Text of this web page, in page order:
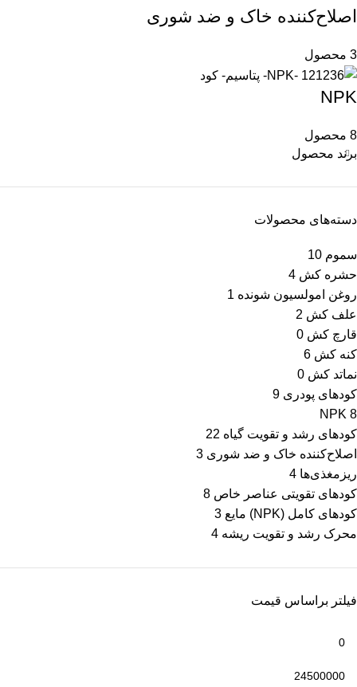
اصلاح‌کننده خاک و ضد شوری
3 محصول
NPK
8 محصول
برند محصول
دسته‌های محصولات
سموم 10
حشره کش 4
روغن امولسیون شونده 1
علف کش 2
قارچ کش 0
کنه کش 6
نماتد کش 0
کودهای پودری 9
NPK 8
کودهای رشد و تقویت گیاه 22
اصلاح‌کننده خاک و ضد شوری 3
ریزمغذی‌ها 4
کودهای تقویتی عناصر خاص 8
کودهای کامل (NPK) مایع
3
محرک رشد و تقویت ریشه 4
فیلتر براساس قیمت